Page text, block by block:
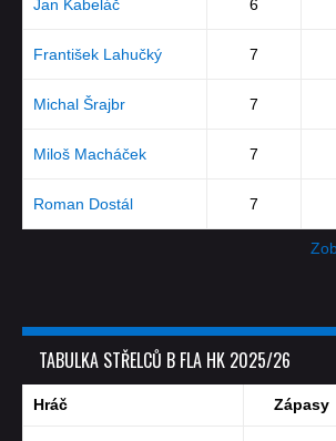
Jan Kabeláč 6
František Lahučký 7
Michal Šrajbr 7
Miloš Macháček 7
Roman Dostál 7
TABULKA STŘELCŮ B FLA HK 2025/26
Hráč Zápasy